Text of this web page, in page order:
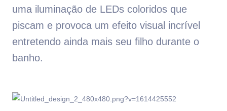
uma iluminação de LEDs coloridos que
piscam e provoca um efeito visual incrível
entretendo ainda mais seu filho durante o
banho.